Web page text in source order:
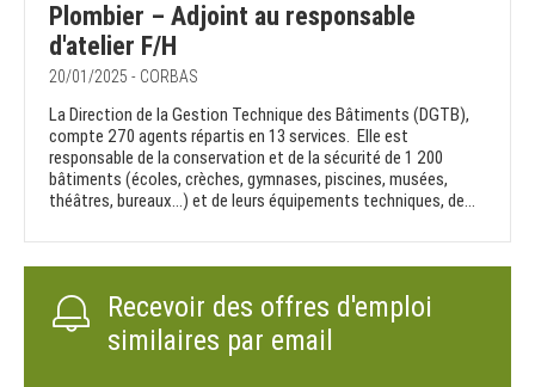
Plombier – Adjoint au responsable
d'atelier F/H
20/01/2025 - CORBAS
La Direction de la Gestion Technique des Bâtiments (DGTB),
compte 270 agents répartis en 13 services. Elle est
responsable de la conservation et de la sécurité de 1 200
bâtiments (écoles, crèches, gymnases, piscines, musées,
théâtres, bureaux…) et de leurs équipements techniques, de...
Recevoir des offres d'emploi
similaires par email